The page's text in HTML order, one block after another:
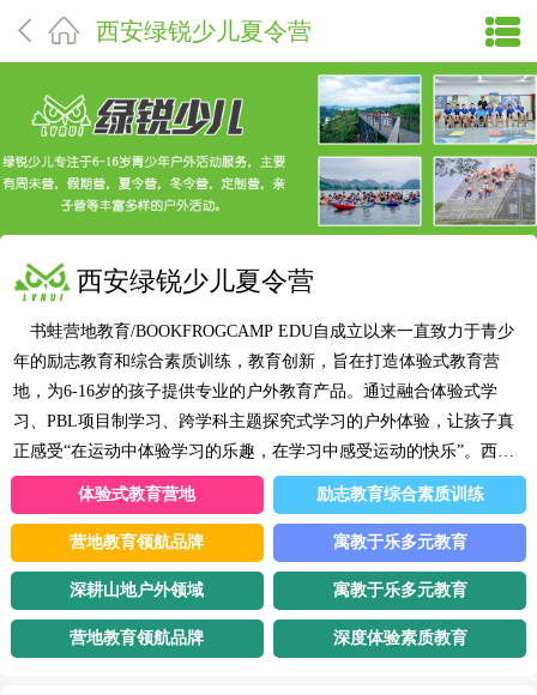
西安绿锐少儿夏令营
西安绿锐少儿夏令营
书蛙营地教育/BOOKFROGCAMP EDU自成立以来一直致力于青少
年的励志教育和综合素质训练，教育创新，旨在打造体验式教育营
地，为6-16岁的孩子提供专业的户外教育产品。通过融合体验式学
习、PBL项目制学习、跨学科主题探究式学习的户外体验，让孩子真
正感受“在运动中体验学习的乐趣，在学习中感受运动的快乐”。西安
绿锐户外运动有限公司成立于2014年，位于古都西安，公司深耕山地
户外领域，把“成为一站式户外运动综合服务的产业赋能平台”作为公
司总体发展战略目标，目前有企业团建事业部，少儿研学游学事业
部，滑雪运动事业部。绿锐少儿专注于6-16岁青少年户外活动服务，
主要有周未营，假期营，夏令营，冬令营，定制营，亲子营等丰富多
样的户外活动。涉及项目包含户外运动，秦岭科考，历史文化，劳动
教育，自然教育，红色教育，高校研学，科技国防等系列内容。迄今
体验式教育营地 励志教育综合素质训练
营地教育领航品牌 寓教于乐多元教育
深耕山地户外领域 寓教于乐多元教育
营地教育领航品牌 深度体验素质教育